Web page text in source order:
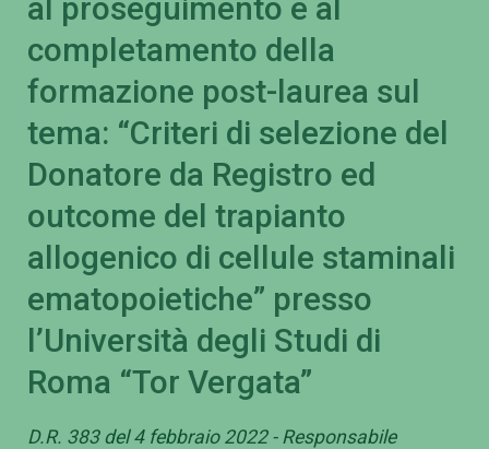
al proseguimento e al
completamento della
formazione post-laurea sul
tema: “Criteri di selezione del
Donatore da Registro ed
outcome del trapianto
allogenico di cellule staminali
ematopoietiche” presso
l’Università degli Studi di
Roma “Tor Vergata”
D.R. 383 del 4 febbraio 2022 - Responsabile